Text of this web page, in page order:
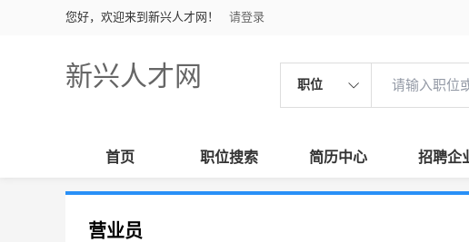
您好，欢迎来到新兴人才网！ 请登录
新兴人才网 职位
首页 职位搜索 简历中心 招聘企
营业员